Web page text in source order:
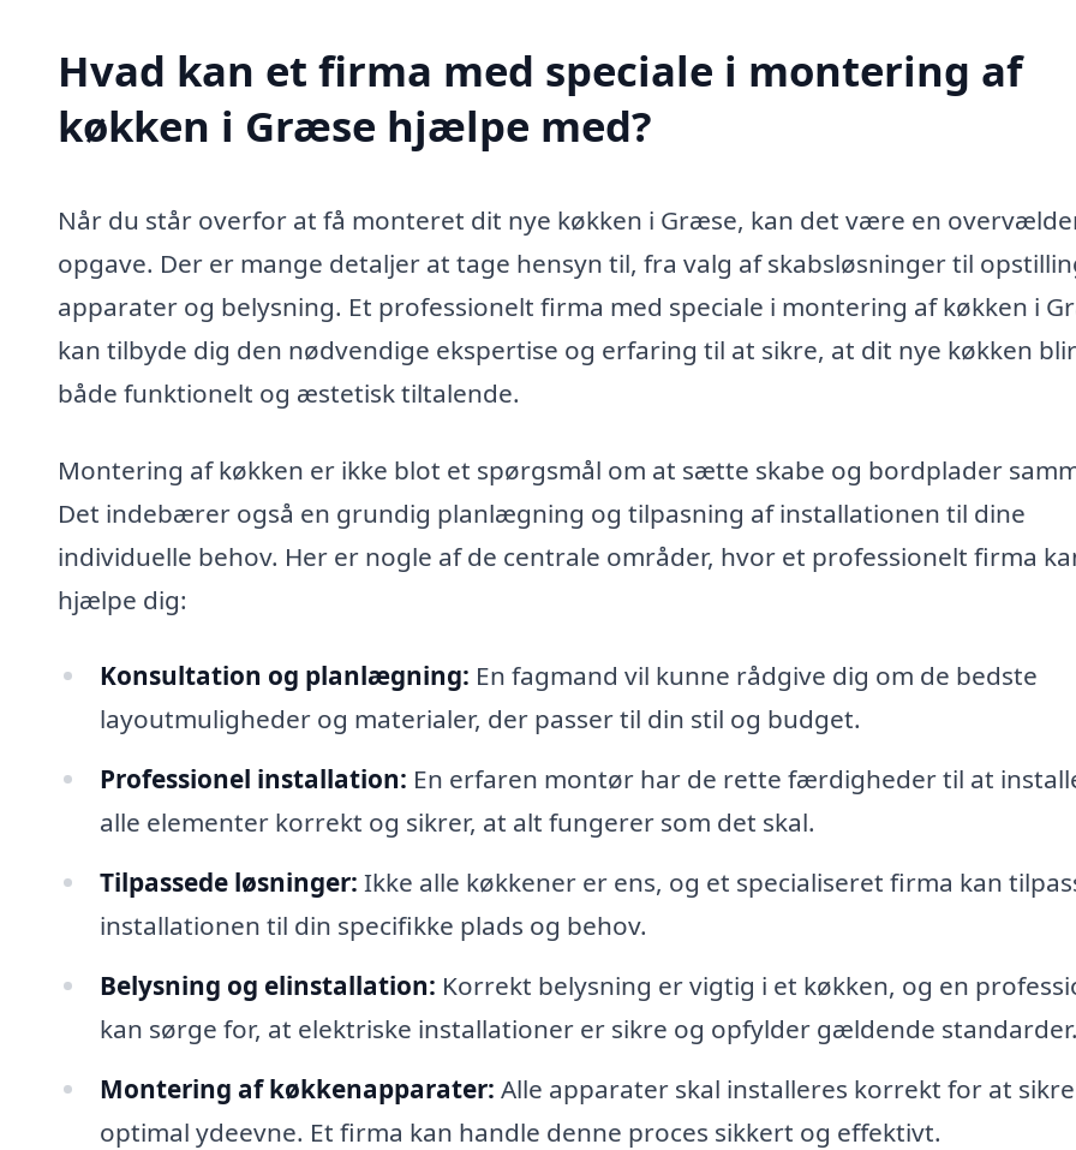
Hvad kan et firma med speciale i montering af
køkken i Græse hjælpe med?
Når du står overfor at få monteret dit nye køkken i Græse, kan det være en
opgave. Der er mange detaljer at tage hensyn til, fra valg af skabsløsninger til
apparater og belysning. Et professionelt firma med speciale i montering af køkken i
kan tilbyde dig den nødvendige ekspertise og erfaring til at sikre, at dit nye køkken blir
både funktionelt og æstetisk tiltalende.
Montering af køkken er ikke blot et spørgsmål om at sætte skabe og bordplader
Det indebærer også en grundig planlægning og tilpasning af installationen til dine
individuelle behov. Her er nogle af de centrale områder, hvor et professionelt firma
hjælpe dig:
Konsultation og planlægning: En fagmand vil kunne rådgive dig om de bedste
layoutmuligheder og materialer, der passer til din stil og budget.
Professionel installation: En erfaren montør har de rette færdigheder til at
alle elementer korrekt og sikrer, at alt fungerer som det skal.
Tilpassede løsninger: Ikke alle køkkener er ens, og et specialiseret firma kan
installationen til din specifikke plads og behov.
Belysning og elinstallation: Korrekt belysning er vigtig i et køkken, og en
kan sørge for, at elektriske installationer er sikre og opfylder gældende standarder.
Montering af køkkenapparater: Alle apparater skal installeres korrekt for at sikre
optimal ydeevne. Et firma kan handle denne proces sikkert og effektivt.